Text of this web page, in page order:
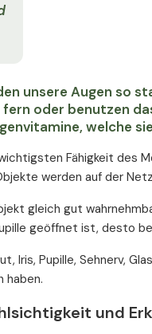
unsere Augen so
oder benutzen
welche
Fähigkeit des
werden auf der
gleich gut
geöffnet ist, desto
Iris, Pupille, Sehnerv,
haben.
und